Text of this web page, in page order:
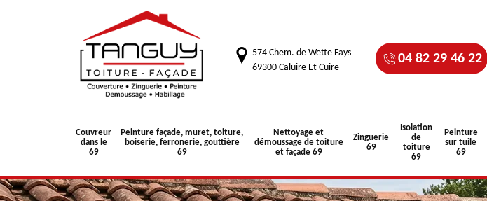
574 Chem. de Wette Fays
69300 Caluire Et Cuire
04 82 29 46 22
Couvreur
dans le
69
Peinture façade, muret, toiture,
boiserie, ferronerie, gouttière
69
Nettoyage et
démoussage de toiture
et façade 69
Zinguerie
69
Isolation
de
toiture
69
Peinture
sur tuile
69